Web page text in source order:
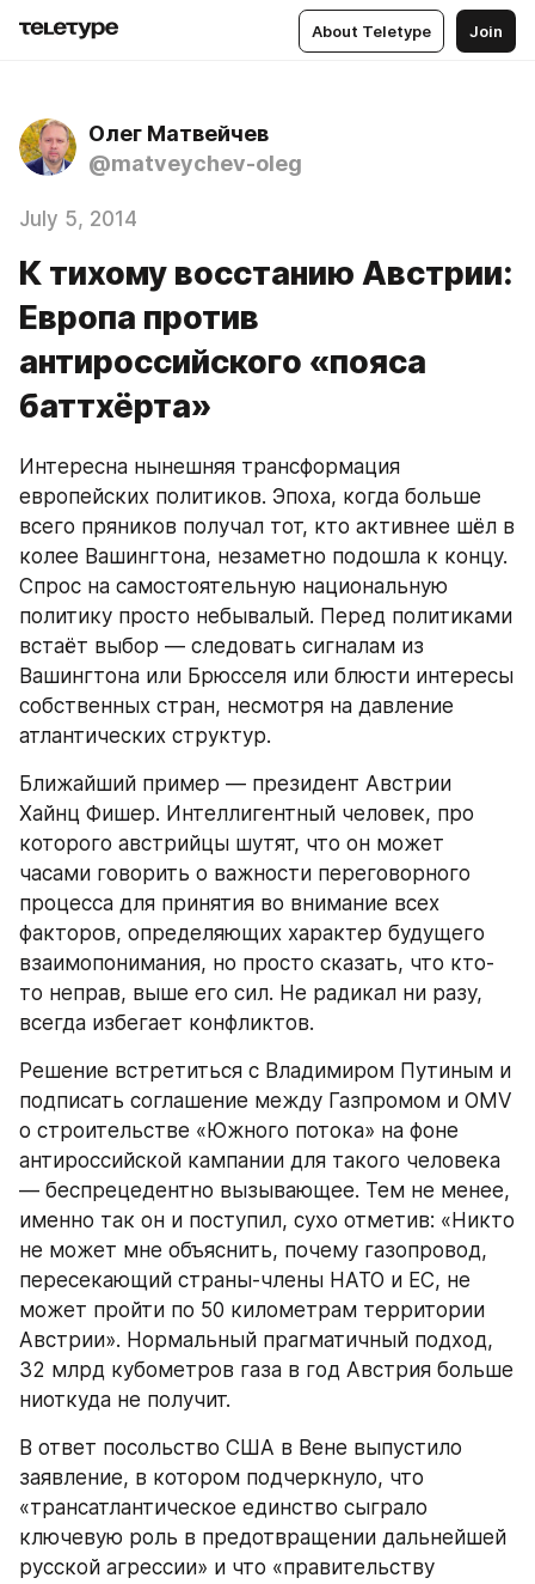
About Teletype Join
Олег Матвейчев
@matveychev-oleg
July 5, 2014
К тихому восстанию Австрии:
Европа против
антироссийского «пояса
баттхёрта»
Интересна нынешняя трансформация
европейских политиков. Эпоха, когда больше
всего пряников получал тот, кто активнее шёл в
колее Вашингтона, незаметно подошла к концу.
Спрос на самостоятельную национальную
политику просто небывалый. Перед политиками
встаёт выбор — следовать сигналам из
Вашингтона или Брюсселя или блюсти интересы
собственных стран, несмотря на давление
атлантических структур.
Ближайший пример — президент Австрии
Хайнц Фишер. Интеллигентный человек, про
которого австрийцы шутят, что он может
часами говорить о важности переговорного
процесса для принятия во внимание всех
факторов, определяющих характер будущего
взаимопонимания, но просто сказать, что кто-
то неправ, выше его сил. Не радикал ни разу,
всегда избегает конфликтов.
Решение встретиться с Владимиром Путиным и
подписать соглашение между Газпромом и OMV
о строительстве «Южного потока» на фоне
антироссийской кампании для такого человека
— беспрецедентно вызывающее. Тем не менее,
именно так он и поступил, сухо отметив: «Никто
не может мне объяснить, почему газопровод,
пересекающий страны-члены НАТО и ЕС, не
может пройти по 50 километрам территории
Австрии». Нормальный прагматичный подход,
32 млрд кубометров газа в год Австрия больше
ниоткуда не получит.
В ответ посольство США в Вене выпустило
заявление, в котором подчеркнуло, что
«трансатлантическое единство сыграло
ключевую роль в предотвращении дальнейшей
русской агрессии» и что «правительству